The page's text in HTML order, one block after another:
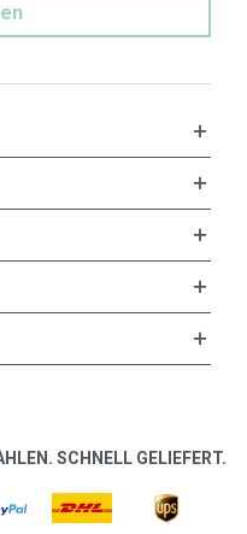
SCHNELL GELIEFERT.